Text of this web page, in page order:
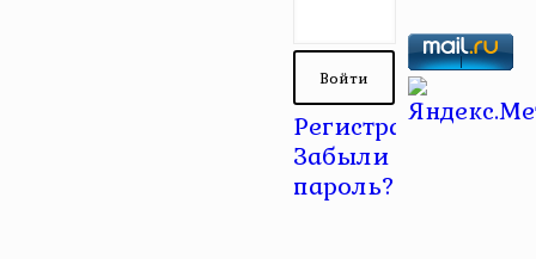
Регистрация |
Забыли
пароль?